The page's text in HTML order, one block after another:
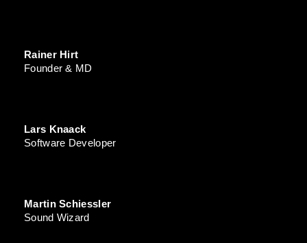
Rainer Hirt
Founder & MD
Lars Knaack
Software Developer
Martin Schiessler
Sound Wizard